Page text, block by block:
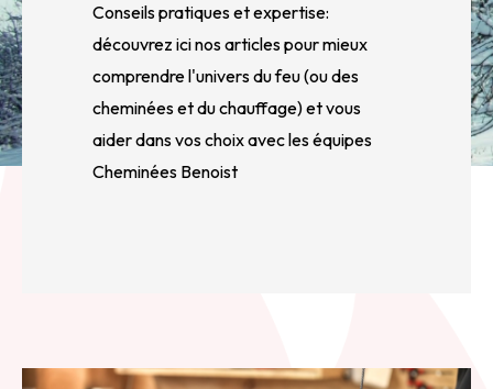
Conseils pratiques et expertise:
découvrez ici nos articles pour mieux
comprendre l'univers du feu (ou des
cheminées et du chauffage) et vous
aider dans vos choix avec les équipes
Cheminées Benoist